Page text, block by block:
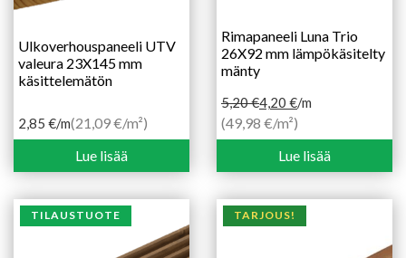
Ulkoverhouspaneeli UTV
valeura 23X145 mm
käsittelemätön
2,85 €/m(21,09 €/m²)
Lue lisää
Rimapaneeli Luna Trio
26X92 mm lämpökäsitelty
mänty
5,20€
Alkuperäinen
hinta
4,20 €
Nykyinen
hinta
/m
(49,98 €/m²)
Lue lisää
TILAUSTUOTE TARJOUS!